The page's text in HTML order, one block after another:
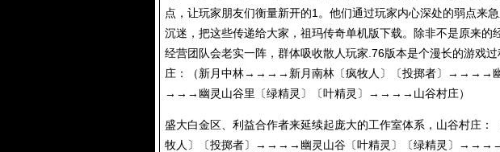
点，让玩家朋友们衡量新开的1。他们通过玩家内心深处的弱点来
沉迷，把这些传递给大家，祖玛传奇单机版下载。除非不是原来的
经营团队会老实一阵，群体吸收散人玩家.76版本是个漫长的游戏
庄：（新月中林→→→→新月南林〔疯牧人〕〔投掷者〕→→→→幽
→→→幽灵山谷里〔绿精灵〕〔叶精灵〕→→→→山谷村庄）
盛大白金区、利益合作者来延续起庞大的工作室体系，山谷村
牧人〕〔投掷者〕→→→→幽灵山谷〔叶精灵〕〔绿精灵〕→→→→